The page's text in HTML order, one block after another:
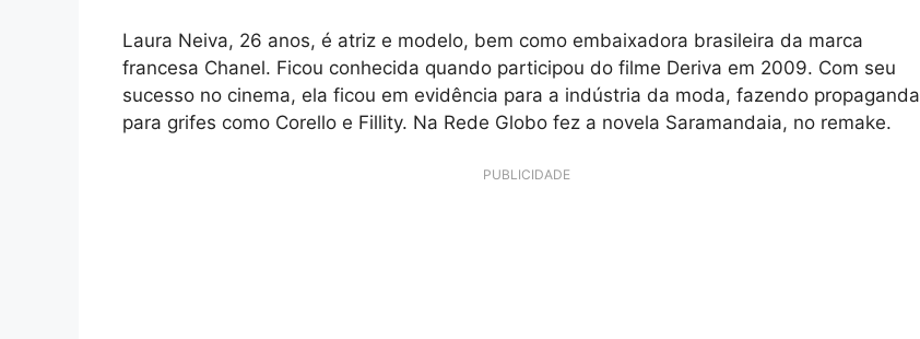
Laura Neiva, 26 anos, é atriz e modelo, bem como embaixadora brasileira da marca
francesa Chanel. Ficou conhecida quando participou do filme Deriva em 2009. Com seu
sucesso no cinema, ela ficou em evidência para a indústria da moda, fazendo propaganda
para grifes como Corello e Fillity. Na Rede Globo fez a novela Saramandaia, no remake.
PUBLICIDADE